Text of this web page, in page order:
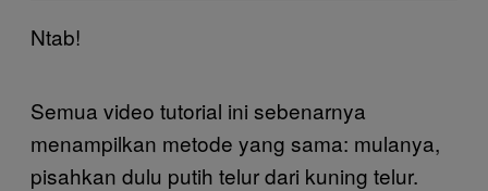
Ntab!
Semua video tutorial ini sebenarnya
menampilkan metode yang sama: mulanya,
pisahkan dulu putih telur dari kuning telur.